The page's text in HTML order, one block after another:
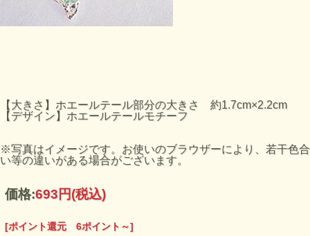
【大きさ】ホエールテール部分の大きさ 約1.7cm×2.2cm
【デザイン】ホエールテールモチーフ
※写真はイメージです。お使いのブラウザーにより、若干色合
い等の違いがある場合がございます。
価格:693円(税込)
[ポイント還元 6ポイント～]